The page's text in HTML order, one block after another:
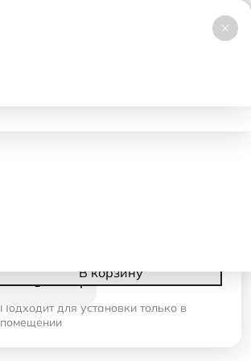
Заказать звонок
НОВИНКА
В корзинуКорзина
Подходит для установки только в
помещении